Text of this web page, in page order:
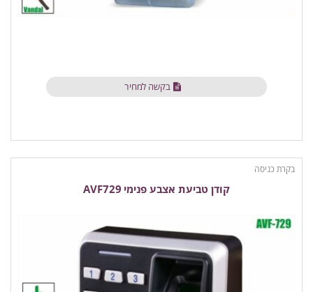
בקשה למחיר
בקרת כניסה
קודן טביעת אצבע פנימי AVF729